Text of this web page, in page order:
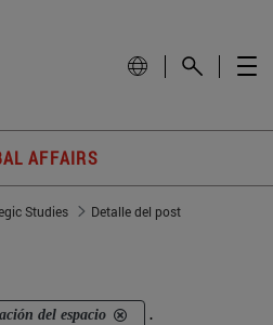
AFFAIRS
Studies
Detalle del post
del espacio .